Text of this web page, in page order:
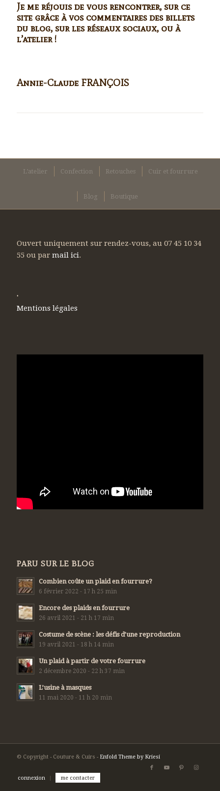
Je me réjouis de vous rencontrer, sur ce
site grâce à vos commentaires des billets
du blog, sur les réseaux sociaux, ou à
l’atelier !
Annie-Claude FRANÇOIS
L’atelier Confection Retouches Cuir et fourrure
Blog Boutique
Ouvert uniquement sur rendez-vous, au 07 45 10 34
55 ou par mail ici.
.
Mentions légales
PARU SUR LE BLOG
Combien coûte un plaid en fourrure?
6 février 2022 - 17 h 25 min
Encore des plaids en fourrure
26 avril 2021 - 21 h 17 min
Costume de scène : les défis d’une reproduction
19 avril 2021 - 18 h 14 min
Un plaid à partir de votre fourrure
2 décembre 2020 - 22 h 37 min
L’usine à masques
11 mai 2020 - 11 h 20 min
© Copyright - Couture & Cuirs - Enfold Theme by Kriesi
connexion me contacter